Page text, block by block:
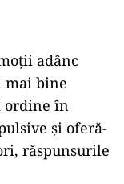
adânc
mai bine
ordine în
și oferă-
răspunsurile